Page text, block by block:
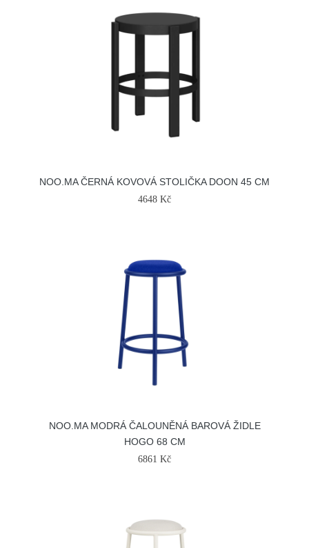
NOO.MA ČERNÁ KOVOVÁ STOLIČKA DOON 45 CM
4648 Kč
NOO.MA MODRÁ ČALOUNĚNÁ BAROVÁ ŽIDLE
HOGO 68 CM
6861 Kč